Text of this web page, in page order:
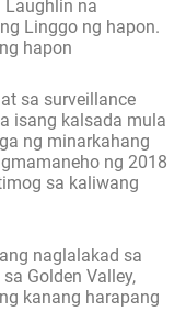
Laughlin na
Linggo ng hapon.
hapon
sa surveillance
isang kalsada mula
ng minarkahang
ng 2018
sa kaliwang
naglalakad sa
Golden Valley,
kanang harapang